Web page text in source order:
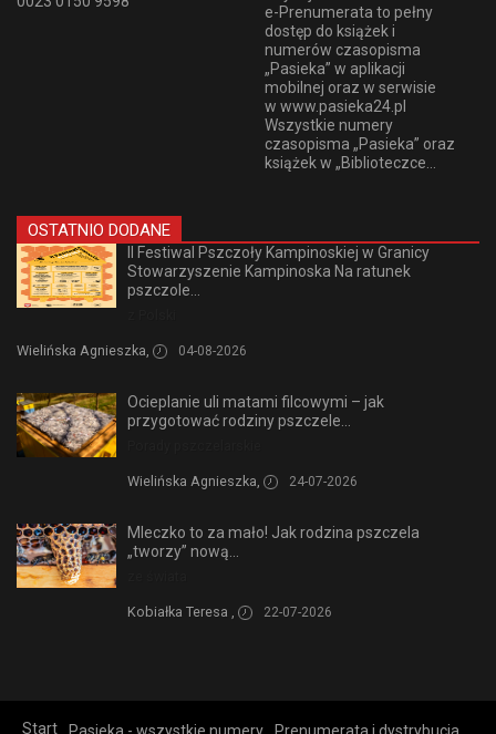
e-Prenumerata to pełny
dostęp do książek i
numerów czasopisma
„Pasieka” w aplikacji
mobilnej oraz w serwisie
w www.pasieka24.pl
Wszystkie numery
czasopisma „Pasieka” oraz
książek w „Biblioteczce...
OSTATNIO DODANE
II Festiwal Pszczoły Kampinoskiej w Granicy
Stowarzyszenie Kampinoska Na ratunek
pszczole...
Wielińska Agnieszka, 04-08-2026
Ocieplanie uli matami filcowymi – jak
przygotować rodziny pszczele...
Wielińska Agnieszka, 24-07-2026
Mleczko to za mało! Jak rodzina pszczela
„tworzy” nową...
Kobiałka Teresa , 22-07-2026
Start Pasieka - wszystkie numery Prenumerata i dystrybucja